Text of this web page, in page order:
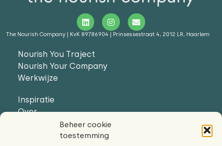
Beheer cookie
toestemming
The Nourish Company | KvK 89786904 | Prinsessestraat 4, 2012 LR, Haarlem
Nourish You Traject
Nourish Your Company
Werkwijze
Inspiratie
Over